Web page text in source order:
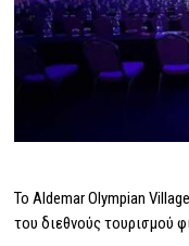
Το Aldemar Olympian
του διεθνούς τουρισμού